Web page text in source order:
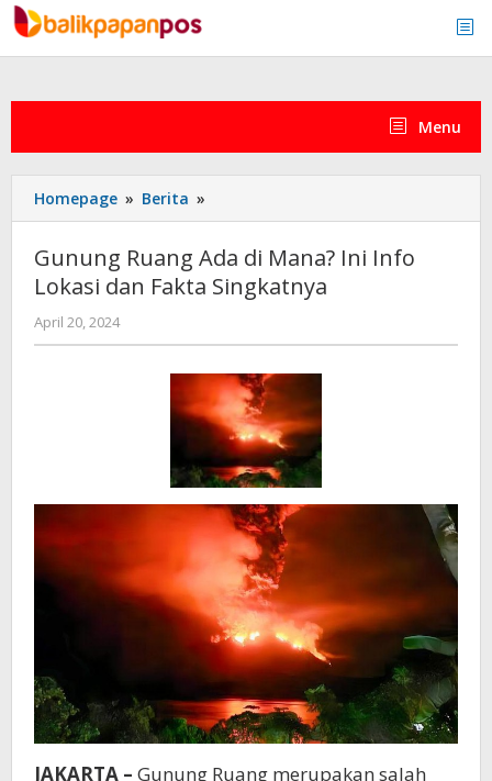
Skip
to
content
Menu
Homepage » Berita »
Ruang
di
Mana?
dan
Fakta
Singkatnya
Gunung Ruang Ada di Mana? Ini Info
Lokasi dan Fakta Singkatnya
April 20, 2024by
admin
JAKARTA – Gunung Ruang merupakan salah